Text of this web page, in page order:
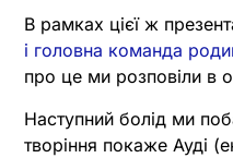
В рамках цієї ж
і головна команда
про це ми розповіли в
Наступний болід ми
творіння покаже Ауді